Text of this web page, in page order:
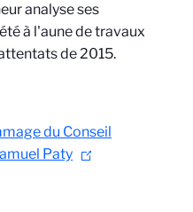
analyse ses
à l'aune de travaux
de 2015.
du Conseil
Paty